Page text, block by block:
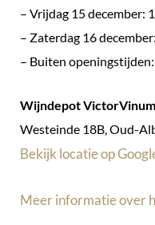
– Vrijdag 15 december:
– Zaterdag 16
– Buiten openingstijden:
Wijndepot VictorVinum
Westeinde 18B, Oud-
Bekijk locatie op
Meer informatie over